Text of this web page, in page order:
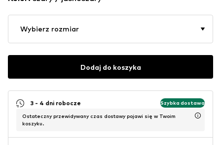
Wybierz rozmiar
Dodaj do koszyka
3 - 4 dni robocze Szybka dostawa
Ostateczny przewidywany czas dostawy pojawi się w Twoim
koszyku.